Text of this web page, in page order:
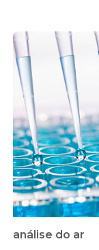
análise do ar